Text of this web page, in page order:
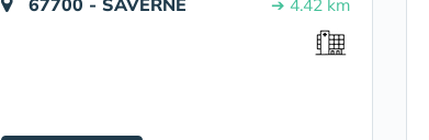
67700 - SAVERNE ➔ 4.42 km